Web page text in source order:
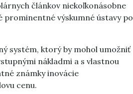
článkov niekoľkonásobne
prominentné výskumné ústavy po
systém, ktorý by mohol umožniť
nákladmi a s vlastnou
známky inovácie
cenu.